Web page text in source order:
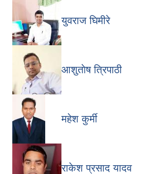
युवराज घिमीरे
आशुताेष त्रिपाठी
महेश कुर्मी
राकेश प्रसाद यादव